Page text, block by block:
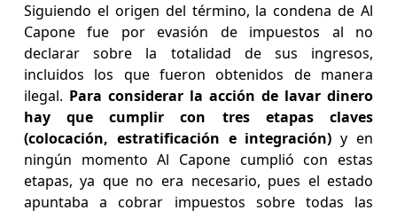
Siguiendo el origen del término, la condena de Al
Capone fue por evasión de impuestos al no
declarar sobre la totalidad de sus ingresos,
incluidos los que fueron obtenidos de manera
ilegal. Para considerar la acción de lavar dinero
hay que cumplir con tres etapas claves
(colocación, estratificación e integración) y en
ningún momento Al Capone cumplió con estas
etapas, ya que no era necesario, pues el estado
apuntaba a cobrar impuestos sobre todas las